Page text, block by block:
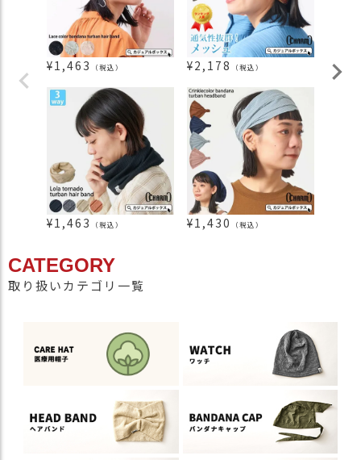
¥1,463 （税込） ¥2,178 （税込） ¥
¥1,463 （税込） ¥1,430 （税込）
CATEGORY
取り扱いカテゴリ一覧